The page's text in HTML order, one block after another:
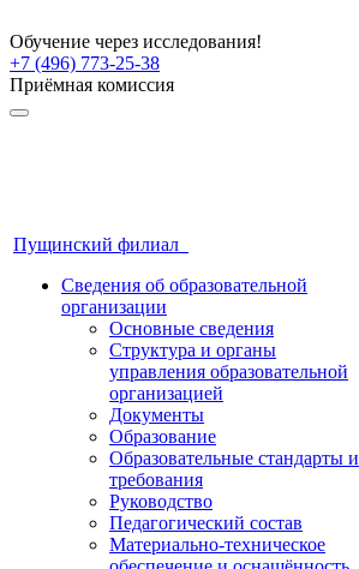
Обучение через исследования!
+7 (496) 773-25-38
Приёмная комиссия
Пущинский филиал
Сведения об образовательной
организации
Основные сведения
Структура и органы
управления образовательной
организацией
Документы
Образование
Образовательные стандарты и
требования
Руководство
Педагогический состав
Материально-техническое